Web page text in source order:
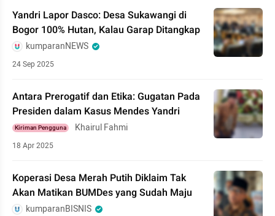
Yandri Lapor Dasco: Desa Sukawangi di
Bogor 100% Hutan, Kalau Garap Ditangkap
kumparanNEWS
24 Sep 2025
Antara Prerogatif dan Etika: Gugatan Pada
Presiden dalam Kasus Mendes Yandri
Kiriman Pengguna Khairul Fahmi
18 Apr 2025
Koperasi Desa Merah Putih Diklaim Tak
Akan Matikan BUMDes yang Sudah Maju
kumparanBISNIS